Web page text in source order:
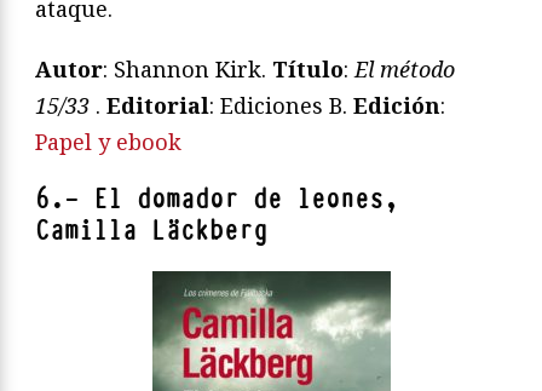
ataque.
Autor: Shannon Kirk. Título:El método
15/33 . Editorial: Ediciones B. Edición:
Papel y ebook
6.- El domador de leones,
Camilla Läckberg